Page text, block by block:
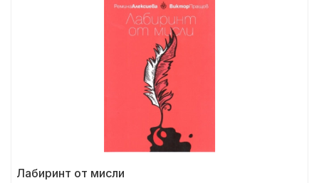
Лабиринт от мисли